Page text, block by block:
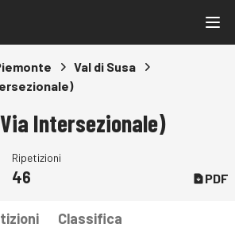
Val di Susa
Intersezionale)
Ripetizioni
46 PDF
Classifica